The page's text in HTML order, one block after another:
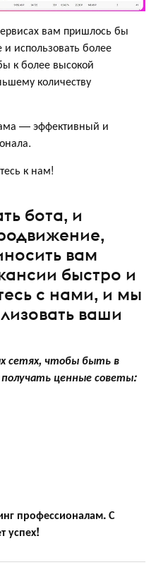
вам пришлось бы
использовать более
к более высокой
количеству
— эффективный и
к нам!
бота, и
вам
быстро и
с нами, и мы
ваши
сетях, чтобы быть в
ценные советы:
профессионалам. С
успех!